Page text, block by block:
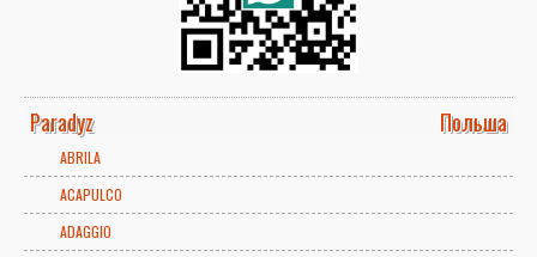
Paradyz Польша
ABRILA
ACAPULCO
ADAGGIO